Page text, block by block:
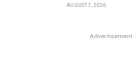
AUGUST 7, 2026
Advertisement